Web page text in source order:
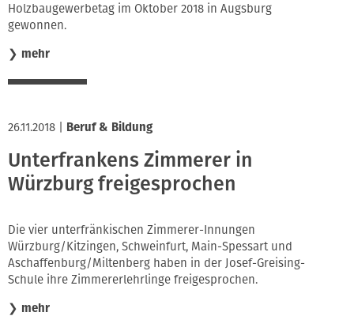
Holzbaugewerbetag im Oktober 2018 in Augsburg
gewonnen.
❯ mehr
26.11.2018 Beruf & Bildung
Unterfrankens Zimmerer in
Würzburg freigesprochen
Die vier unterfränkischen Zimmerer-Innungen
Würzburg/Kitzingen, Schweinfurt, Main-Spessart und
Aschaffenburg/Miltenberg haben in der Josef-Greising-
Schule ihre Zimmererlehrlinge freigesprochen.
❯ mehr